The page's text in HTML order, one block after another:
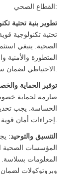
القطاع الصحي:
تطوير بنية تحتية
تحتية تكنولوجية
الصحية. ينبغي
المتطورة والأمنية
الاحتياطي لضمان سلامة البيانات.
توفير الحماية
صارمة لحماية
الحساسة. يجب
إجراءات أمان قوية لمنع الاختراقات والتسريبات.
التنسيق والتوحيد:
المؤسسات الصحية
المعلومات
وبروتوكولات لضمان